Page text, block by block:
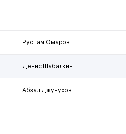
Рустам Омаров
Денис Шабалкин
Абзал Джунусов